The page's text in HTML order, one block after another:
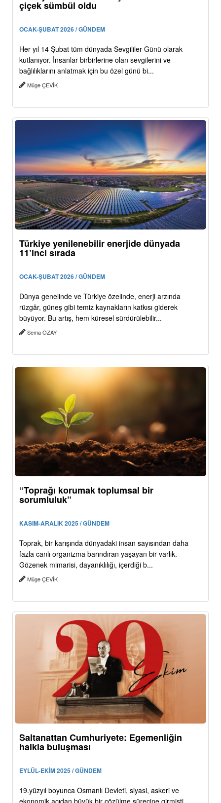
çiçek sümbül oldu
OCAK-ŞUBAT 2026 / GÜNDEM
Her yıl 14 Şubat tüm dünyada Sevgililer Günü olarak
kutlanıyor. İnsanlar birbirlerine olan sevgilerini ve
bağlılıklarını anlatmak için bu özel günü bi...
Müge ÇEVİK
Türkiye yenilenebilir enerjide dünyada
11’inci sırada
OCAK-ŞUBAT 2026 / GÜNDEM
Dünya genelinde ve Türkiye özelinde, enerji arzında
rüzgâr, güneş gibi temiz kaynakların katkısı giderek
büyüyor. Bu artış, hem küresel sürdürülebilir...
Sema ÖZAY
“Toprağı korumak toplumsal bir
sorumluluk”
KASIM-ARALIK 2025 / GÜNDEM
Toprak, bir karışında dünyadaki insan sayısından daha
fazla canlı organizma barındıran yaşayan bir varlık.
Gözenek mimarisi, dayanıklılığı, içerdiği b...
Müge ÇEVİK
Saltanattan Cumhuriyete: Egemenliğin
halkla buluşması
EYLÜL-EKİM 2025 / GÜNDEM
19.yüzyıl boyunca Osmanlı Devleti, siyasi, askeri ve
ekonomik açıdan büyük bir çözülme sürecine girmişti.